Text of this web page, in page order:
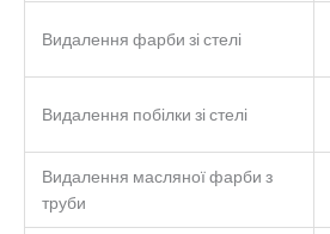
Видалення фарби зі стелі
Видалення побілки зі стелі
Видалення масляної фарби з
труби